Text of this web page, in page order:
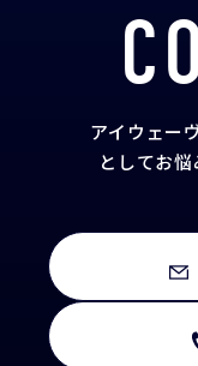
アイウェー
としてお